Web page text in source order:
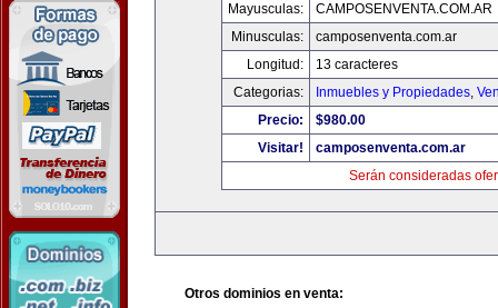
Mayusculas:
CAMPOSENVENTA.COM.AR
Minusculas:
camposenventa.com.ar
Longitud:
13 caracteres
Categorias:
Inmuebles y Propiedades,
Precio:
$980.00
Visitar!
camposenventa.com.ar
Serán consideradas
Otros dominios en venta: